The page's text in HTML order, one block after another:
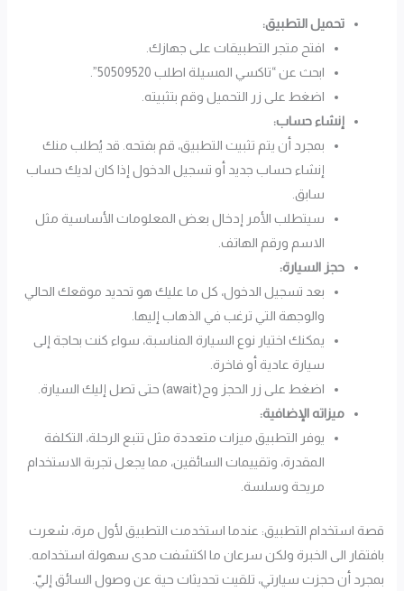
تحميل التطبيق:
افتح متجر التطبيقات على جهازك.
ابحث عن “تاكسي المسيلة اطلب 50509520”.
اضغط على زر التحميل وقم بتثبيته.
إنشاء حساب:
بمجرد أن يتم تثبيت التطبيق، قم بفتحه. قد يُطلب منك
إنشاء حساب جديد أو تسجيل الدخول إذا كان لديك حساب
سابق.
سيتطلب الأمر إدخال بعض المعلومات الأساسية مثل
الاسم ورقم الهاتف.
حجز السيارة:
بعد تسجيل الدخول، كل ما عليك هو تحديد موقعك الحالي
والوجهة التي ترغب في الذهاب إليها.
يمكنك اختيار نوع السيارة المناسبة، سواء كنت بحاجة إلى
سيارة عادية أو فاخرة.
اضغط على زر الحجز وح(await) حتى تصل إليك السيارة.
ميزاته الإضافية:
يوفر التطبيق ميزات متعددة مثل تتبع الرحلة، التكلفة
المقدرة، وتقييمات السائقين، مما يجعل تجربة الاستخدام
مريحة وسلسة.
قصة استخدام التطبيق: عندما استخدمت التطبيق لأول مرة، شعرت
بافتقار الى الخبرة ولكن سرعان ما اكتشفت مدى سهولة استخدامه.
بمجرد أن حجزت سيارتي، تلقيت تحديثات حية عن وصول السائق إليّ.